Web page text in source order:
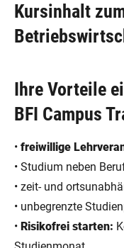
Kursinhalt
Ihre Vorteile
BFI Campus
• freiwillige
• Studium neben
• zeit- und
• unbegrenzte
• Risikofrei starten: